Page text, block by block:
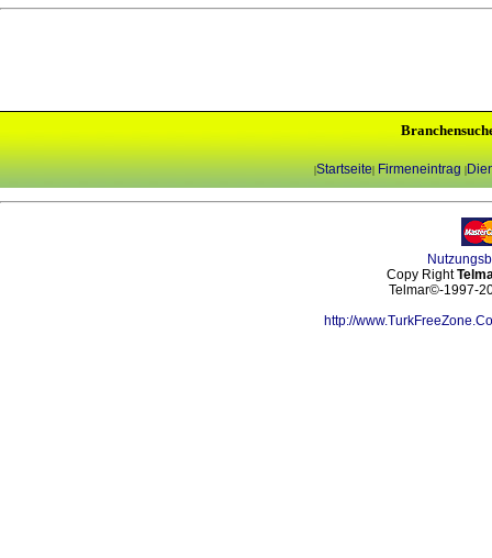
|Startseite| Firmeneintrag |
Copy Right
Telmar©-1997-
http://